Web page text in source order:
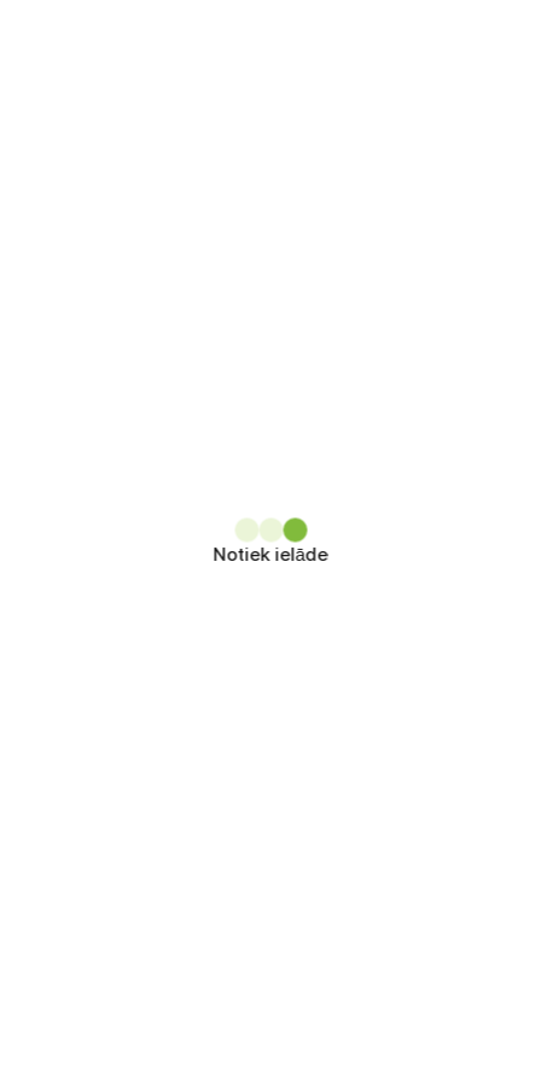
Notiek ielāde